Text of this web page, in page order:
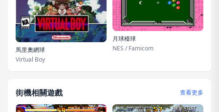
馬里奧網球
Virtual Boy
月球檯球
NES / Famicom
街機相關遊戲 查看更多